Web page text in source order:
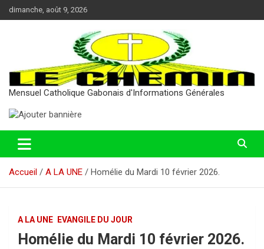
Aller
au
dimanche, août 9, 2026
Mensuel Catholique Gabonais d'Informations Générales
Accueil A LA UNE Homélie du Mardi 10 février 2026.
A LA UNE EVANGILE DU JOUR
Homélie du Mardi 10 février 2026.